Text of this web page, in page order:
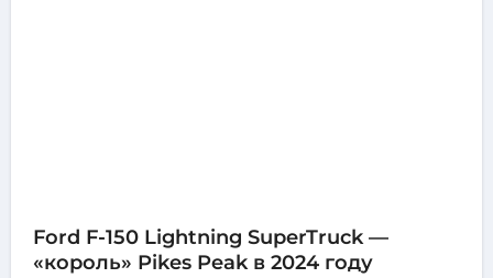
Ford F-150 Lightning SuperTruck —
«король» Pikes Peak в 2024 году